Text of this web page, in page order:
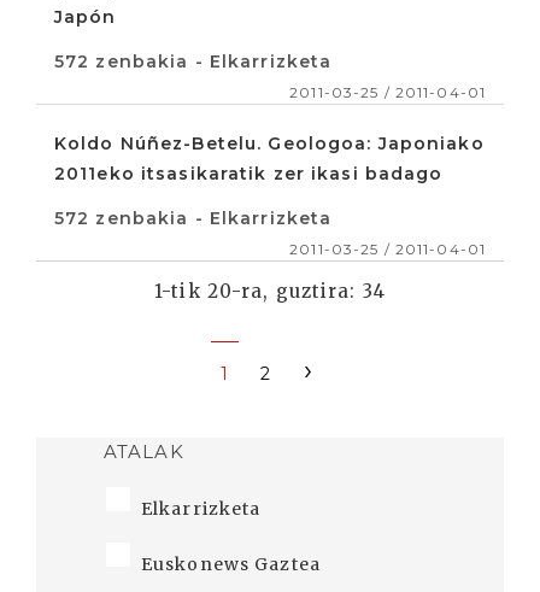
Japón
572 zenbakia - Elkarrizketa
2011-03-25 / 2011-04-01
Koldo Núñez-Betelu. Geologoa: Japoniako
2011eko itsasikaratik zer ikasi badago
572 zenbakia - Elkarrizketa
2011-03-25 / 2011-04-01
1-tik 20-ra, guztira: 34
1 2 ›
ATALAK
Elkarrizketa
Euskonews Gaztea